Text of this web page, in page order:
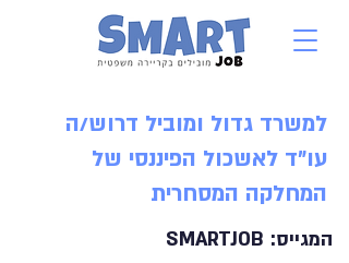
למשרד גדול ומוביל דרוש/ה
עו"ד לאשכול הפיננסי של
המחלקה המסחרית
SMARTJOB המגייס: